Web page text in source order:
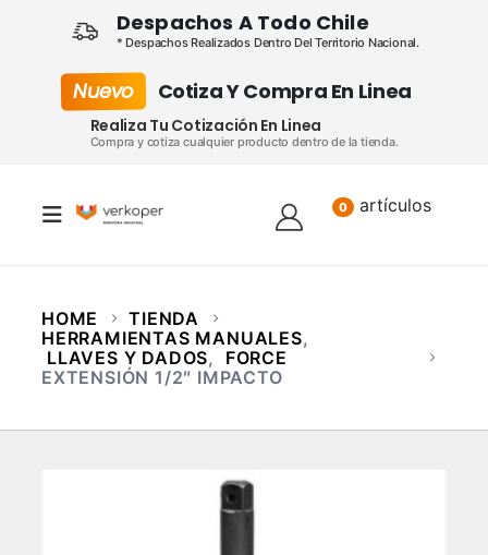
Despachos A Todo Chile
* Despachos Realizados Dentro Del Territorio Nacional.
Nuevo Cotiza Y Compra En Linea
Realiza Tu Cotización En Linea
Compra y cotiza cualquier producto dentro de la tienda.
0 artículos
HOME
TIENDA
HERRAMIENTAS MANUALES,
LLAVES Y DADOS,
FORCE
EXTENSIÓN 1/2″ IMPACTO